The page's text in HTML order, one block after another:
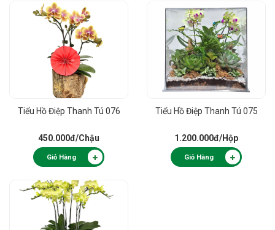
Tiểu Hồ Điệp Thanh Tú 076
450.000đ/Chậu
Giỏ Hàng
Tiểu Hồ Điệp Thanh Tú 075
1.200.000đ/Hộp
Giỏ Hàng